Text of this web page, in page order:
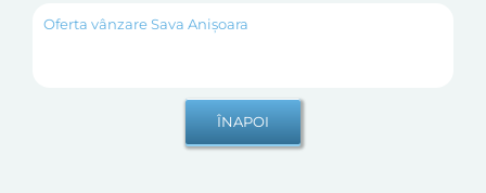
Oferta vânzare Sava Anișoara